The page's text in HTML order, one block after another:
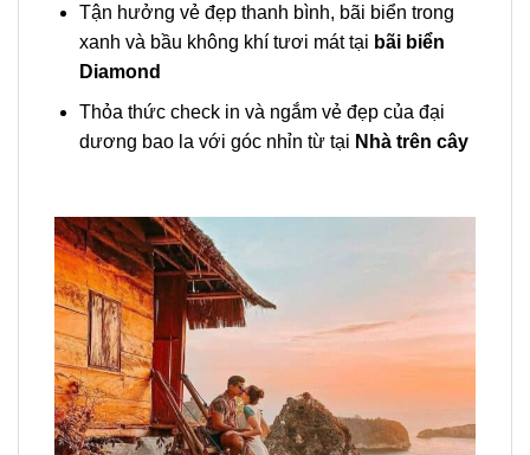
Tận hưởng vẻ đẹp thanh bình, bãi biển trong
xanh và bầu không khí tươi mát tại bãi biển
Diamond
Thỏa thức check in và ngắm vẻ đẹp của đại
dương bao la với góc nhỉn từ tại Nhà trên cây